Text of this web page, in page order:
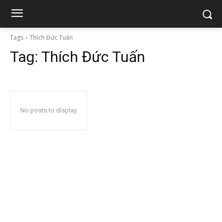
Tags Thích Đức Tuấn
Tag: Thích Đức Tuấn
No posts to display